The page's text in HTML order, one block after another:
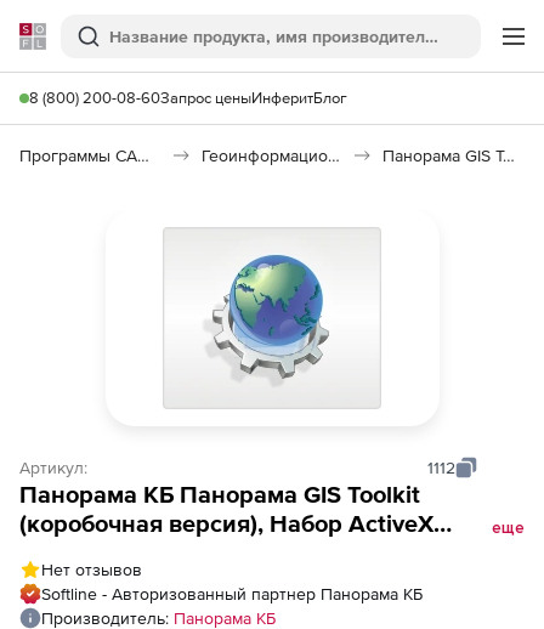
Softline
Поиск
8 (800) 200-08-60Запрос ценыИнферитБлог
Программы САПР и ГИС Геоинформационные системы (ГИС) Панорама GIS Toolkit
Артикул: 1112
Панорама КБ Панорама GIS Toolkit
(коробочная версия), Набор ActiveX
разработчика ГИС-приложений GIS ToolKit
Free Active. Версия 11
еще
Нет отзывов
Softline - Авторизованный партнер Панорама КБ
Производитель: Панорама КБ